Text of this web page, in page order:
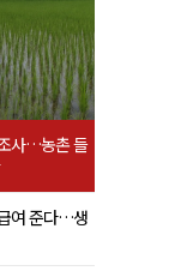
사…농촌 들
여 준다…생